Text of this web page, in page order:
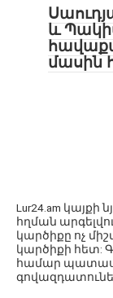
և
մասին
Lur24.am
հղման
կարծիքը ոչ
կարծիքի հետ:
համար